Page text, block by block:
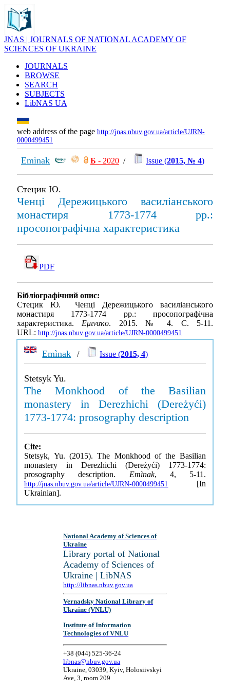
JNAS | JOURNALS OF NATIONAL ACADEMY OF
SCIENCES OF UKRAINE
JOURNALS
BROWSE
SEARCH
SUBJECTS
LibNAS UA
web address of the page http://jnas.nbuv.gov.ua/article/UJRN-
0000499451
Emìnak Б - 2020 / Issue (2015, № 4)
Стецик Ю.
Ченці Дережицького василіанського
монастиря 1773-1774 рр.:
просопографічна характеристика
PDF
Бібліографічний опис:
Стецик Ю. Ченці Дережицького василіанського
монастиря 1773-1774 рр.: просопографічна
характеристика.Εμινακο. 2015. № 4. С. 5-11.
URL: http://jnas.nbuv.gov.ua/article/UJRN-0000499451
Emìnak / Issue (2015, 4)
Stetsyk Yu.
The Monkhood of the Basilian
monastery in Derezhichi (Dereżyći)
1773-1774: prosography description
Cite:
Stetsyk, Yu. (2015). The Monkhood of the Basilian
monastery in Derezhichi (Dereżyći) 1773-1774:
prosography description. Emìnak, 4, 5-11.
http://jnas.nbuv.gov.ua/article/UJRN-0000499451
[In
Ukrainian].
National Academy of Sciences of
Ukraine
Library portal of National
Academy of Sciences of
Ukraine | LibNAS
http://libnas.nbuv.gov.ua
Vernadsky National Library of
Ukraine (VNLU)
Institute of Information
Technologies of VNLU
+38 (044) 525-36-24
libnas@nbuv.gov.ua
Ukraine, 03039, Kyiv, Holosiivskyi
Ave, 3, room 209